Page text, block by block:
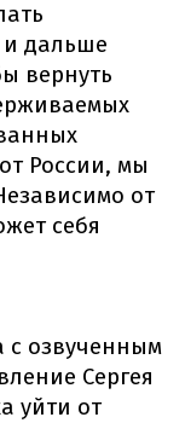
и дальше
вернуть
России, мы
от
себя
с озвученным
Сергея
уйти от